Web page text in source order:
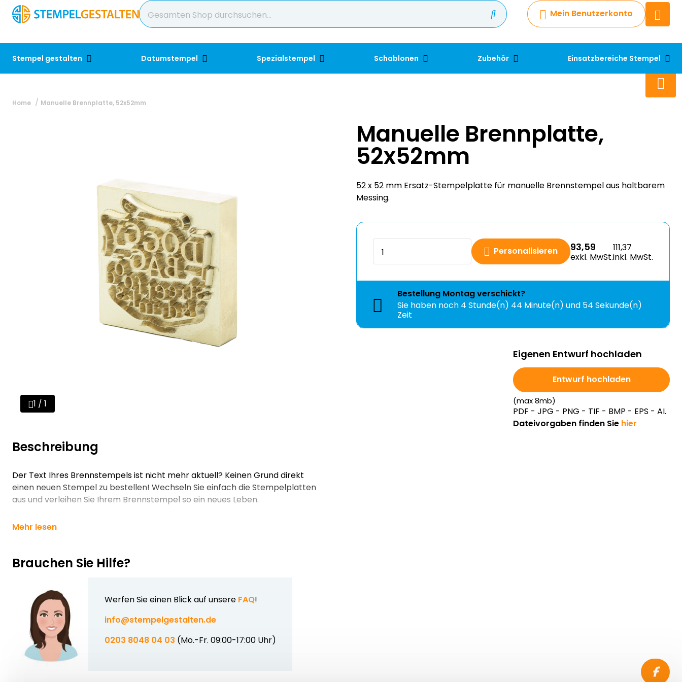
Mein Benutzerkonto
Stempel gestalten Datumstempel Spezialstempel Schablonen Zubehör Einsatzbereiche Stempel
Chatbot
Chatten Sie 24/7 mit unserem
+49 2038 0480 403
Home Manuelle Brennplatte, 52x52mm
1 / 1
Beschreibung
Der Text Ihres Brennstempels ist nicht mehr aktuell? Keinen Grund direkt
einen neuen Stempel zu bestellen! Wechseln Sie einfach die Stempelplatten
aus und verleihen Sie Ihrem Brennstempel so ein neues Leben.
Mehr lesen
Brauchen Sie Hilfe?
Werfen Sie einen Blick auf unsere FAQ!
info@stempelgestalten.de
0203 8048 04 03 (Mo.-Fr. 09:00-17:00 Uhr)
Manuelle Brennplatte,
52x52mm
52 x 52 mm Ersatz-Stempelplatte für manuelle Brennstempel aus haltbarem
Messing.
Personalisieren 93,59
exkl. MwSt.
111,37
inkl. MwSt.
Bestellung Montagverschickt?
Sie haben noch 4 Stunde(n) 44 Minute(n) und 54 Sekunde(n)
Zeit
Eigenen Entwurf hochladen
Entwurf hochladen
(max 8mb)
PDF - JPG - PNG - TIF - BMP - EPS - AI.
Dateivorgaben finden Sie hier